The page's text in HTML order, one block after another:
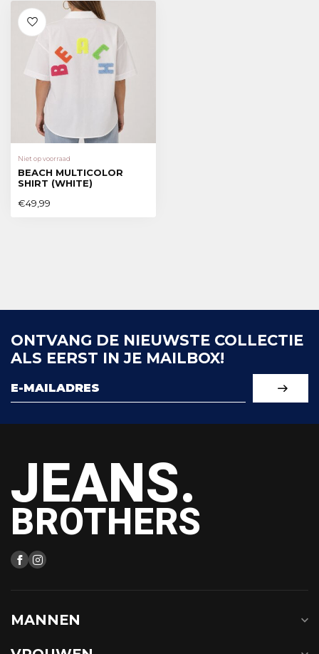
Niet op voorraad
BEACH MULTICOLOR
SHIRT (WHITE)
€49,99
ONTVANG DE NIEUWSTE COLLECTIE
ALS EERST IN JE MAILBOX!
JEANS.
BROTHERS
MANNEN